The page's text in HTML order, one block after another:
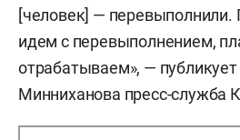
[человек] — перевыполнили.
идем с перевыполнением,
отрабатываем», — публикует
Минниханова пресс-служба